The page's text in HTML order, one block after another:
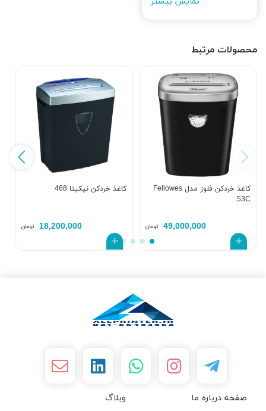
محصولات مرتبط
کاغذ خردکن فلوز مدل Fellowes
53C
49,000,000 تومان
کاغذ خردکن نیکیتا 468
18,200,000 تومان
صفحه درباره ما
وبلاگ